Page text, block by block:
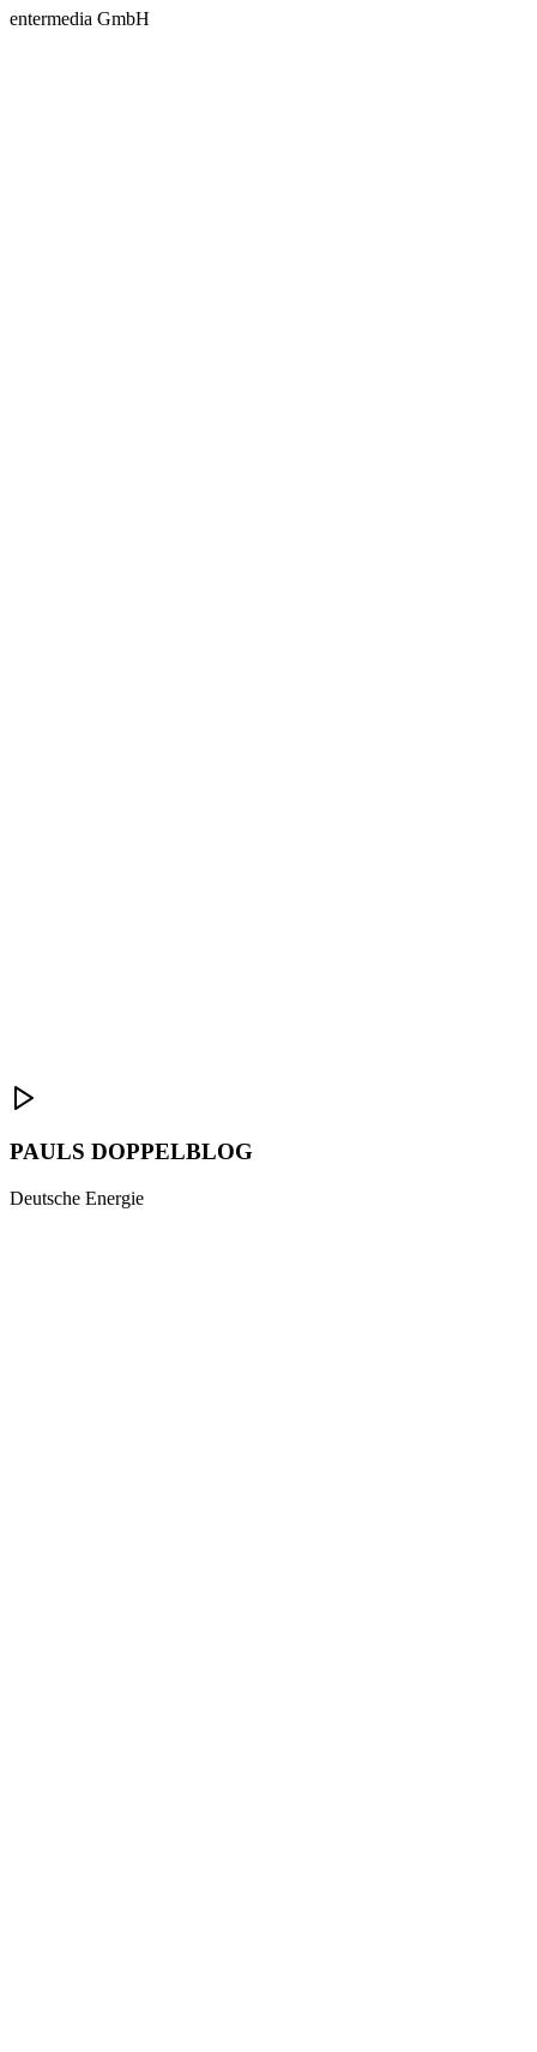
entermedia GmbH
PAULS DOPPELBLOG
Deutsche Energie